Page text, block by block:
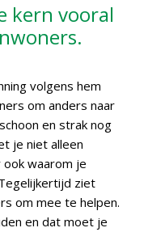
kern vooral
volgens hem
om anders naar
en strak nog
je niet alleen
waarom je
ziet
om mee te helpen.
en dat moet je